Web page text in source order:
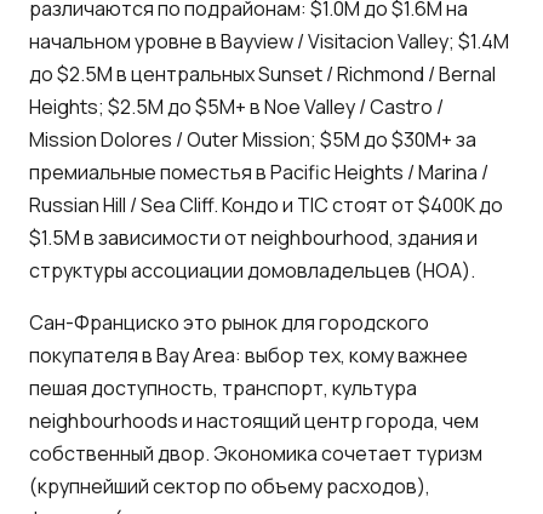
различаются по подрайонам: $1.0M до $1.6M на
начальном уровне в Bayview / Visitacion Valley; $1.4M
до $2.5M в центральных Sunset / Richmond / Bernal
Heights; $2.5M до $5M+ в Noe Valley / Castro /
Mission Dolores / Outer Mission; $5M до $30M+ за
премиальные поместья в Pacific Heights / Marina /
Russian Hill / Sea Cliff. Кондо и TIC стоят от $400K до
$1.5M в зависимости от neighbourhood, здания и
структуры ассоциации домовладельцев (HOA).
Сан-Франциско это рынок для городского
покупателя в Bay Area: выбор тех, кому важнее
пешая доступность, транспорт, культура
neighbourhoods и настоящий центр города, чем
собственный двор. Экономика сочетает туризм
(крупнейший сектор по объему расходов),